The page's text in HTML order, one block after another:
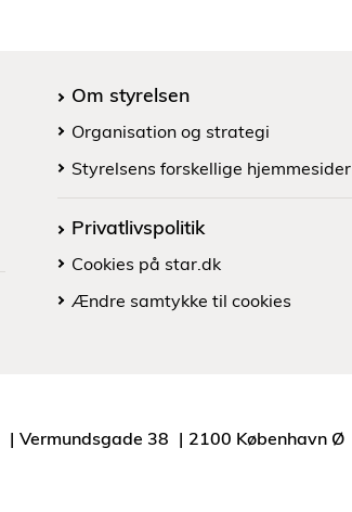
Om styrelsen
Organisation og strategi
Styrelsens forskellige hjemmesider
Privatlivspolitik
Cookies på star.dk
Ændre samtykke til cookies
Vermundsgade 38 2100 København Ø